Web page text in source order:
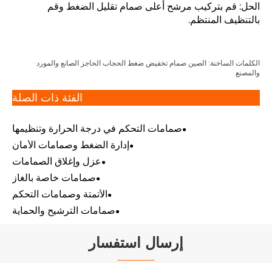
الحل: قم بتركيب مرشح أعلى صمام تقليل الضغط وقم
بالتنظيف المنتظم.
الكلمات الساخنة: الصين صمام تخفيض ضغط الحجاب الحاجز الصانع والمورد
والمصنع
الفئة ذات الصلة
صمامات التحكم في درجة الحرارة وتنظيمها
إدارة الضغط وصمامات الأمان
عزل وإغلاق الصمامات
صمامات خاصة بالغاز
الأتمتة وصمامات التحكم
صمامات الترشيح والحماية
إرسال استفسار